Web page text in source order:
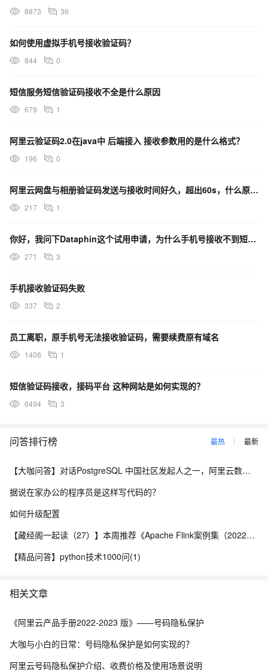
8873 36
如何使用虚拟手机号接收验证码？
844 0
短信服务短信验证码接收不全是什么原因
679 1
阿里云验证码2.0在java中 后端接入 接收参数用的是什么格式？
196 0
阿里云网盘与相册验证码发送与接收时间好久，超出60s，什么原因？
217 1
你好，我问下Dataphin这个试用申请，为什么手机号接收不到短信？试了几个手机号都接收不到验证码!
271 3
手机接收验证码失败
337 2
员工离职，原手机号无法接收验证码，需要续费原有域名
1406 1
短信验证码接收，接码平台 这种网站是如何实现的？
6494 3
问答排行榜 最热 最新
【大咖问答】对话PostgreSQL 中国社区发起人之一，阿里云数据库高级专家 德哥
据说在家办公的程序员是这样写代码的？
如何升级配置
【藏经阁一起读（27）】本周推荐《Apache Flink案例集（2022版）》，你有哪些心得？
【精品问答】python技术1000问(1)
相关文章
《阿里云产品手册2022-2023 版》——号码隐私保护
大咖与小白的日常：号码隐私保护是如何实现的？
阿里云号码隐私保护介绍、收费价格及使用场景说明